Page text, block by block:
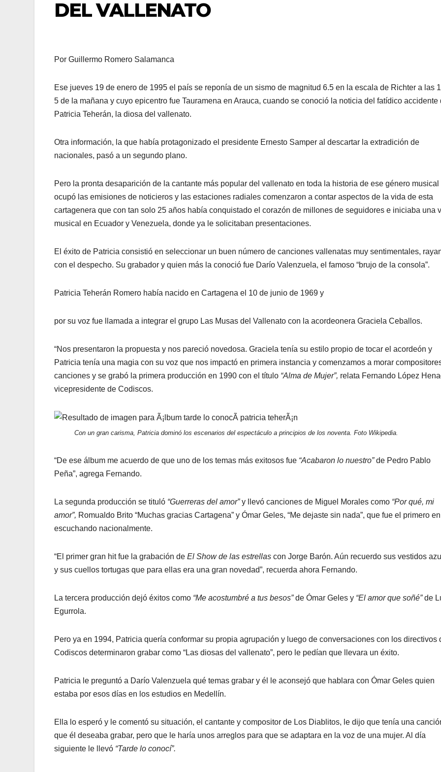
DEL VALLENATO
Por Guillermo Romero Salamanca
Ese jueves 19 de enero de 1995 el país se reponía de un sismo de magnitud 6.5 en la escala de Richter a las
5 de la mañana y cuyo epicentro fue Tauramena en Arauca, cuando se conoció la noticia del fatídico accidente
Patricia Teherán, la diosa del vallenato.
Otra información, la que había protagonizado el presidente Ernesto Samper al descartar la extradición de
nacionales, pasó a un segundo plano.
Pero la pronta desaparición de la cantante más popular del vallenato en toda la historia de ese género musical
ocupó las emisiones de noticieros y las estaciones radiales comenzaron a contar aspectos de la vida de esta
cartagenera que con tan solo 25 años había conquistado el corazón de millones de seguidores e iniciaba una
musical en Ecuador y Venezuela, donde ya le solicitaban presentaciones.
El éxito de Patricia consistió en seleccionar un buen número de canciones vallenatas muy sentimentales,
con el despecho. Su grabador y quien más la conoció fue Darío Valenzuela, el famoso “brujo de la consola”.
Patricia Teherán Romero había nacido en Cartagena el 10 de junio de 1969 y
por su voz fue llamada a integrar el grupo Las Musas del Vallenato con la acordeonera Graciela Ceballos.
“Nos presentaron la propuesta y nos pareció novedosa. Graciela tenía su estilo propio de tocar el acordeón y
Patricia tenía una magia con su voz que nos impactó en primera instancia y comenzamos a morar
canciones y se grabó la primera producción en 1990 con el título “Alma de Mujer”, relata Fernando López
vicepresidente de Codiscos.
Con un gran carisma, Patricia dominó los escenarios del espectáculo a principios de los noventa. Foto Wikipedia.
“De ese álbum me acuerdo de que uno de los temas más exitosos fue “Acabaron lo nuestro”de Pedro Pablo
Peña”, agrega Fernando.
La segunda producción se tituló “Guerreras del amor”y llevó canciones de Miguel Morales como “Por qué, mi
amor”, Romualdo Brito “Muchas gracias Cartagena” y Ómar Geles, “Me dejaste sin nada”, que fue el primero
escuchando nacionalmente.
“El primer gran hit fue la grabación de El Show de las estrellas con Jorge Barón. Aún recuerdo sus vestidos
y sus cuellos tortugas que para ellas era una gran novedad”, recuerda ahora Fernando.
La tercera producción dejó éxitos como “Me acostumbré a tus besos”de Ómar Geles y “El amor que soñé”de
Egurrola.
Pero ya en 1994, Patricia quería conformar su propia agrupación y luego de conversaciones con los directivos
Codiscos determinaron grabar como “Las diosas del vallenato”, pero le pedían que llevara un éxito.
Patricia le preguntó a Darío Valenzuela qué temas grabar y él le aconsejó que hablara con Ómar Geles quien
estaba por esos días en los estudios en Medellín.
Ella lo esperó y le comentó su situación, el cantante y compositor de Los Diablitos, le dijo que tenía una
que él deseaba grabar, pero que le haría unos arreglos para que se adaptara en la voz de una mujer. Al día
siguiente le llevó “Tarde lo conocí”.